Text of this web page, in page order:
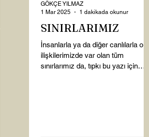
SINIRLARIMIZ
İnsanlarla ya da diğer canlılarla olan
ilişkilerimizde var olan tüm
sınırlarımız da, tıpkı bu yazı için
GÖKÇE YILMAZ
1 Mar 2025
1 dakikada okunur